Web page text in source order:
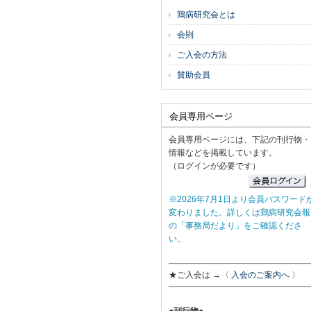
鶏病研究会とは
会則
ご入会の方法
賛助会員
会員専用ページ
会員専用ページには、下記の刊行物・
情報などを掲載しています。
（ログインが必要です）
※2026年7月1日より会員パスワード
変わりました。詳しくは鶏病研究会報
の「事務局だより」をご確認くださ
い。
★ご入会は → 〈 入会のご案内へ 〉